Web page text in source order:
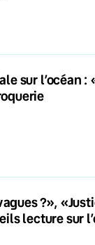
sur l’océan
?»,
lecture sur